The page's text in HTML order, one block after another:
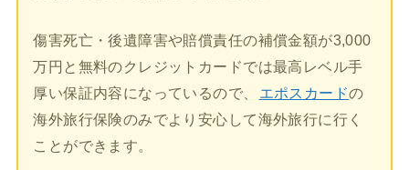
傷害死亡・後遺障害や賠償責任の補償金額が3,000
万円と無料のクレジットカードでは最高レベル手
厚い保証内容になっているので、
エポスカードの
海外旅行保険のみでより安心して海外旅行に行く
ことができます。